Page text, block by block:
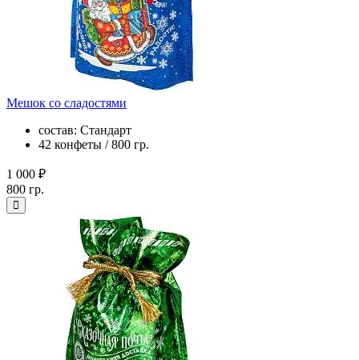
Мешок со сладостями
состав: Стандарт
42 конфеты / 800 гр.
1 000 ₽
800 гр.